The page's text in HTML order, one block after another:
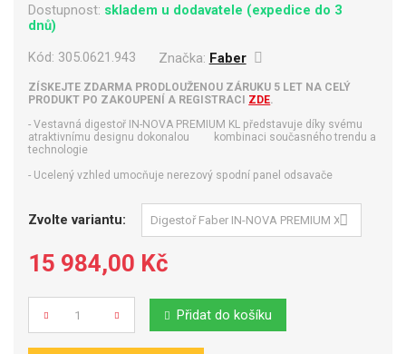
Dostupnost: skladem u dodavatele (expedice do 3
dnů)
Kód: 305.0621.943 Značka: Faber
ZÍSKEJTE ZDARMA PRODLOUŽENOU ZÁRUKU 5 LET NA CELÝ
PRODUKT PO ZAKOUPENÍ A REGISTRACI ZDE.
- Vestavná digestoř IN-NOVA PREMIUM KL představuje díky svému
atraktivnímu designu dokonalou kombinaci současného trendu a
technologie
- Ucelený vzhled umocňuje nerezový spodní panel odsavače
Zvolte variantu:
15 984,00 Kč
Počet Přidat do košíku